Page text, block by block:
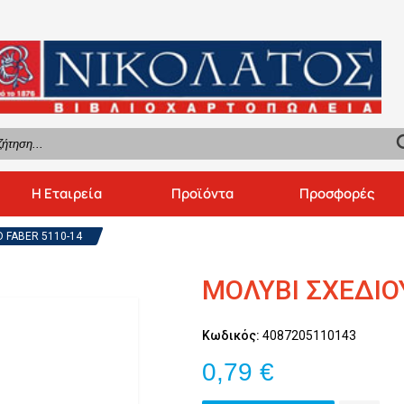
Η Εταιρεία Προϊόντα Προσφορές
FABER 5110-14
ΜΟΛΥΒΙ
Κωδικός: 4087205110143
0,79 €